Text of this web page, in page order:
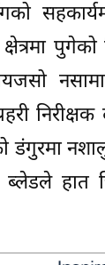
पुगेको
डंगुरमा
ब्लेडले हात